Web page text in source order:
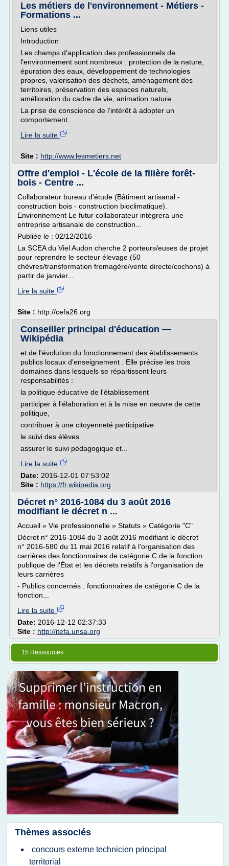
Les métiers de l'environnement - Métiers -
Formations ...
Liens utiles
Introduction
Les champs d'application des professionnels de
l'environnement sont nombreux : protection de la nature,
épuration des eaux, développement de technologies
propres, valorisation des déchets, aménagement des
territoires, préservation des espaces naturels,
amélioration du cadre de vie, animation nature...
La prise de conscience de l'intérêt à adopter un
comportement...
Lire la suite
Site : http://www.lesmetiers.net
Offre d'emploi - L'école de la filière forêt-
bois - Centre ...
Collaborateur bureau d'étude (Bâtiment artisanal -
construction bois - construction bioclimatique).
Environnement Le futur collaborateur intègrera une
entreprise artisanale de construction...
Publiée le : 02/12/2016
La SCEA du Viel Audon cherche 2 porteurs/euses de projet
pour reprendre le secteur élevage (50
chèvres/transformation fromagère/vente directe/cochons) à
partir de janvier...
Lire la suite
Site : http://cefa26.org
Conseiller principal d'éducation —
Wikipédia
et de l'évolution du fonctionnement des établissements
publics locaux d'enseignement . Elle précise les trois
domaines dans lesquels se répartissent leurs
responsabilités :
la politique éducative de l'établissement
participer à l'élaboration et à la mise en oeuvre de cette
politique,
contribuer à une citoyenneté participative
le suivi des élèves
assurer le suivi pédagogique et...
Lire la suite
Date: 2016-12-01 07:53:02
Site : https://fr.wikipedia.org
Décret n° 2016-1084 du 3 août 2016
modifiant le décret n ...
Accueil » Vie professionnelle » Statuts » Catégorie "C"
Décret n° 2016-1084 du 3 août 2016 modifiant le décret
n° 2016-580 du 11 mai 2016 relatif à l'organisation des
carrières des fonctionnaires de catégorie C de la fonction
publique de l'État et les décrets relatifs à l'organisation de
leurs carrières
- Publics concernés : fonctionnaires de catégorie C de la
fonction...
Lire la suite
Date: 2016-12-12 02:37:33
Site : http://itefa.unsa.org
15 Ressources
Thèmes associés
concours externe technicien principal
territorial